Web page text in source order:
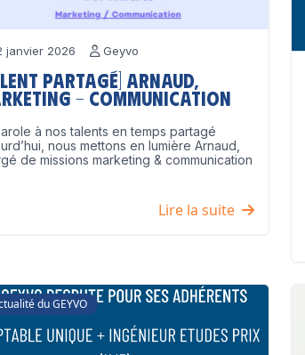
janvier 2026 Geyvo
partagé] Arnaud,
– Communication
à nos talents en temps partagé
nous mettons en lumière Arnaud,
de missions marketing & communication
Lire la suite
du GEYVO